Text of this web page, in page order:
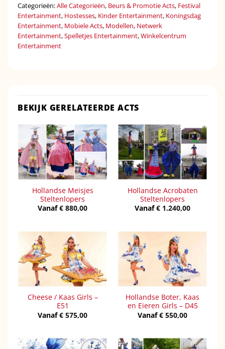
Categorieën:Alle Categorieën, Beurs & Promotie Acts, Festival
Entertainment, Hostesses, Kinder Entertainment, Koningsdag
Entertainment, Mobiele Acts, Modellen, Netwerk
Entertainment,Spelletjes Entertainment,Winkelcentrum
Entertainment
BEKIJK GERELATEERDE ACTS
Hollandse Meisjes
Steltenlopers
Vanaf€ 880,00
Hollandse Acrobaten
Steltenlopers
Vanaf€ 1.240,00
Cheese / Kaas Girls –
E51
Vanaf€ 575,00
Hollandse Boter, Kaas
en Eieren Girls – D45
Vanaf€ 550,00